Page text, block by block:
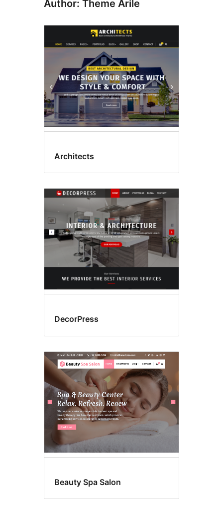
Author: Theme Arile
Architects
DecorPress
Beauty Spa Salon